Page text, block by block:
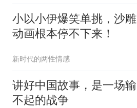
小以小伊爆笑单挑，沙雕
动画根本停不下来！
新时代的两性情感
讲好中国故事，是一场输
不起的战争